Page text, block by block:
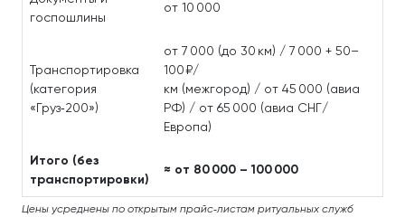
госпошлины
от 10 000
Транспортировка
(категория
«Груз‑200»)
от 7 000 (до 30 км) / 7 000 + 50–
100 ₽/
км (межгород) / от 45 000 (авиа
РФ) / от 65 000 (авиа СНГ/
Европа)
Итого (без
транспортировки)
≈ от 80 000 – 100 000
Цены усреднены по открытым прайс‑листам ритуальных служб